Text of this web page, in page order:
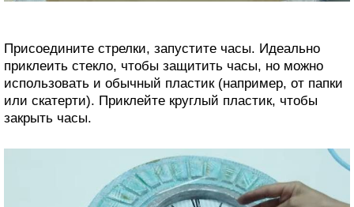
Присоедините стрелки, запустите часы. Идеально
приклеить стекло, чтобы защитить часы, но можно
использовать и обычный пластик (например, от папки
или скатерти). Приклейте круглый пластик, чтобы
закрыть часы.